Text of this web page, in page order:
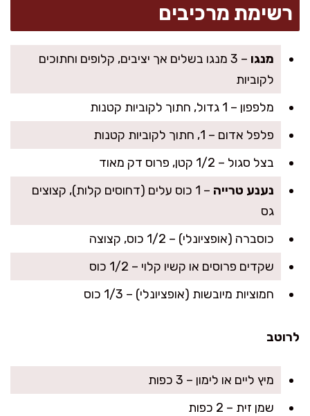
רשימת מרכיבים
מנגו
– 3 מנגו בשלים אך יציבים, קלופים וחתוכים
לקוביות
מלפפון – 1 גדול, חתוך לקוביות קטנות
פלפל אדום – 1, חתוך לקוביות קטנות
בצל סגול – 1/2 קטן, פרוס דק מאוד
נענע טרייה
– 1 כוס עלים (דחוסים קלות), קצוצים
גס
כוסברה (אופציונלי) – 1/2 כוס, קצוצה
שקדים פרוסים או קשיו קלוי – 1/2 כוס
חמוציות מיובשות (אופציונלי) – 1/3 כוס
לרוטב
מיץ ליים או לימון – 3 כפות
שמן זית – 2 כפות